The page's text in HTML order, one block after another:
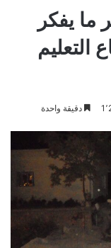
ما يفكر
دقيقة واحدة